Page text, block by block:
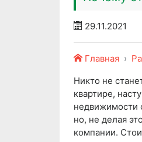
29.11.2021
Главная
Никто не
квартире,
недвижимости
но, не делая
компании.